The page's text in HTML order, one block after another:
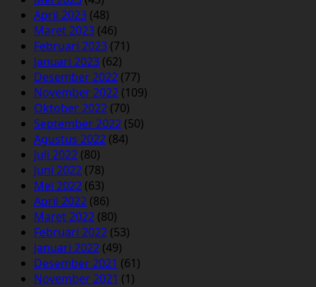
April 2023 (48)
Maret 2023 (46)
Februari 2023 (71)
Januari 2023 (62)
Desember 2022 (77)
November 2022 (109)
Oktober 2022 (70)
September 2022 (50)
Agustus 2022 (84)
Juli 2022 (80)
Juni 2022 (78)
Mei 2022 (63)
April 2022 (86)
Maret 2022 (80)
Februari 2022 (53)
Januari 2022 (49)
Desember 2021 (61)
November 2021 (1)